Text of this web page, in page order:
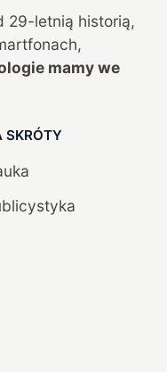
29-letnią historią,
mamy we
SKRÓTY